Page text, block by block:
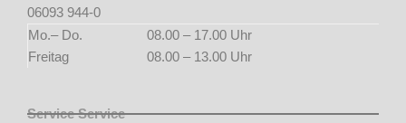
06093 944-0
Mo.– Do.
08.00 – 17.00 Uhr
Freitag
08.00 – 13.00 Uhr
Service Service